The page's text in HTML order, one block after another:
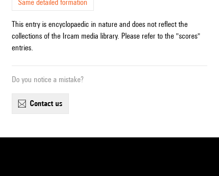
Same detailed formation
This entry is encyclopaedic in nature and does not reflect the
collections of the Ircam media library. Please refer to the "scores"
entries.
Do you notice a mistake?
contact us